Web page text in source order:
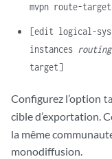
mvpn route-
[edit logical-
instances
target]
Configurez l’option
cible d’exportation.
la même
monodiffusion.